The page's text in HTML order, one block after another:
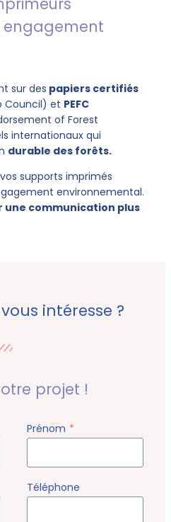
engagement
sur des papiers certifiés
Council) et PEFC
of Forest
internationaux qui
durable des forêts.
supports imprimés
environnemental.
une communication plus
intéresse ?
projet !
Prénom *
Téléphone